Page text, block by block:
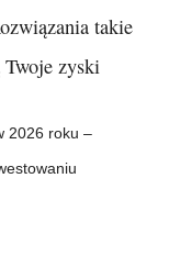
takie
zyski
2026 roku –